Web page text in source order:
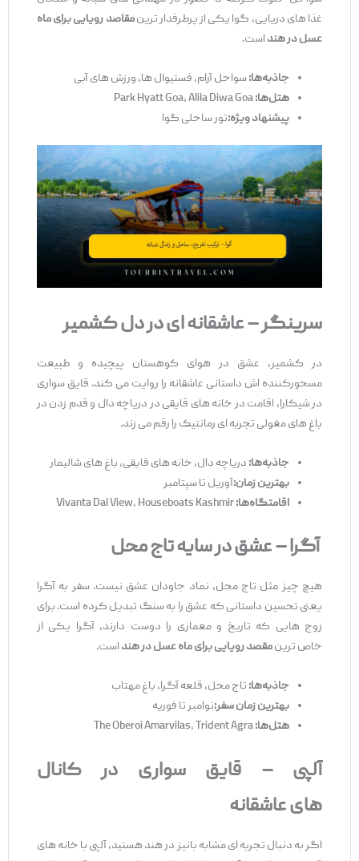
غذا های دریایی، گوا یکی از پرطرفدار ترینمقاصد رویایی برای ماه
عسل در هنداست.
جاذبه‌ها:سواحل آرام، فستیوال‌ ها، ورزش ‌های آبی
هتل‌ها:Park Hyatt Goa، Alila Diwa Goa
پیشنهاد ویژه:تور ساحلی گوا
سرینگر–عاشقانه ‌ایدردلکشمیر
در کشمیر، عشق در هوای کوهستان پیچیده و طبیعت
مسحورکننده‌ اش داستانی عاشقانه را روایت می ‌کند. قایق ‌سواری
در شیکارا، اقامت در خانه‌ های قایقی در دریاچه دال و قدم ‌زدن در
باغ ‌های مغولی تجربه ‌ای رمانتیک را رقم می ‌زند.
جاذبه‌ها:دریاچه دال، خانه ‌های قایقی، باغ ‌های شالیمار
بهترین زمان:آوریل تا سپتامبر
اقامتگاه‌ها:Vivanta Dal View، Houseboats Kashmir
آگرا–عشقدرسایهتاجمحل
هیچ چیز مثل تاج محل، نماد جاودان عشق نیست. سفر به آگرا
یعنی تحسین داستانی که عشق را به سنگ تبدیل کرده است. برای
زوج‌ هایی که تاریخ و معماری را دوست دارند، آگرا یکی از
خاص ‌ترینمقصد رویایی برای ماه عسل در هنداست.
جاذبه‌ها:تاج محل، قلعه آگرا، باغ مهتاب
بهترین زمان سفر:نوامبر تا فوریه
هتل‌ها:The Oberoi Amarvilas، Trident Agra
آلپی – قایق ‌سواری در
کانال
‌هایعاشقانه
اگر به دنبال تجربه ‌ای مشابه بانیز در هند هستید، آلپی با خانه‌ های